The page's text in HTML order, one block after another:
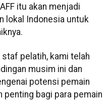
itu akan menjadi
lokal Indonesia untuk
pelatih, kami telah
musim ini dan
potensi pemain
penting bagi para pemain